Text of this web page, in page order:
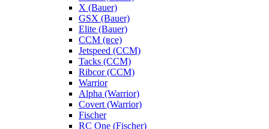
X (Bauer)
GSX (Bauer)
Elite (Bauer)
CCM (все)
Jetspeed (CCM)
Tacks (CCM)
Ribcor (CCM)
Warrior
Alpha (Warrior)
Covert (Warrior)
Fischer
RC One (Fischer)